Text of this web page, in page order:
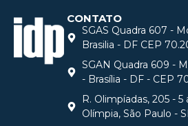
CONTATO
SGAS Quadra 607 -
Brasilia - DF CEP
SGAN Quadra 609 -
- Brasília - DF - CEP
R. Olimpíadas, 205 -
Olímpia, São Paulo -